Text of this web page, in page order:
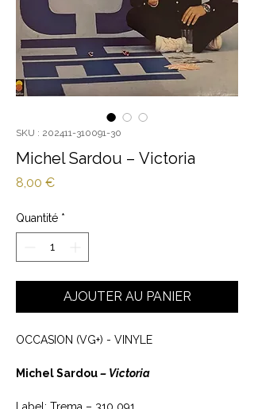
SKU : 202411-310091-30
Michel Sardou ‎– Victoria
8,00 €Prix
Quantité *
AJOUTER AU PANIER
OCCASION (VG+) - VINYLE
Michel Sardou ‎– Victoria
Label: Trema ‎– 310 091